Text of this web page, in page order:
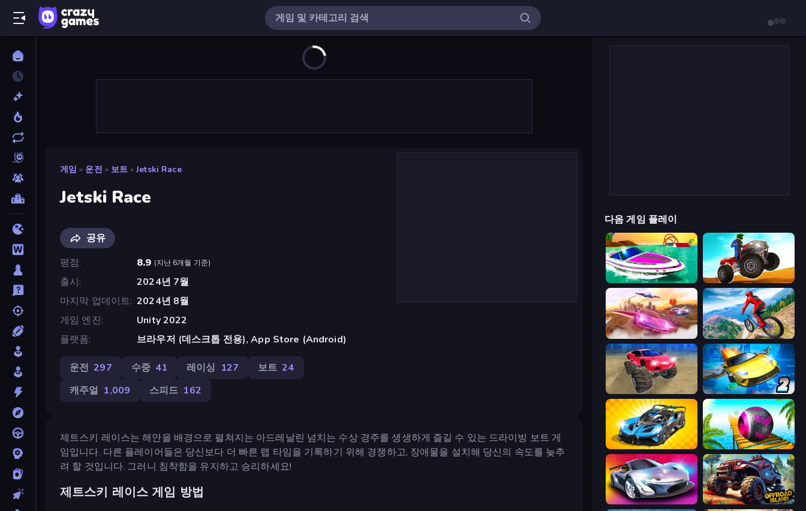
게임 » 운전 » 보트 » Jetski Race
Jetski Race
공유
평점
8.9 (지난 6개월 기준)
출시
2024년 7월
마지막 업데이트 2024년 8월
게임 엔진
Unity 2022
플랫폼
브라우저 (데스크톱 전용), App Store (Android)
운전 297 수중 41 레이싱 127 보트 24
캐주얼 1,009 스피드 162
제트스키 레이스는 해안을 배경으로 펼쳐지는 아드레날린 넘치는 수상 경주를 생생하게 즐길 수 있는 드라이빙 보트 게
임입니다. 다른 플레이어들은 당신보다 더 빠른 랩 타임을 기록하기 위해 경쟁하고, 장애물을 설치해 당신의 속도를 늦추
려 할 것입니다. 그러니 침착함을 유지하고 승리하세요!
제트스키 레이스 게임 방법
다음 게임 플레이
Jet Boat Racing ATV Ultimate Offroad
Ultimate Flying Car Riders Downhill Racing
Ultimate Flying Car 2
GT Cars Mega Ramps Rolling Balls Sea Race
Grand Cyber City Offroad Island